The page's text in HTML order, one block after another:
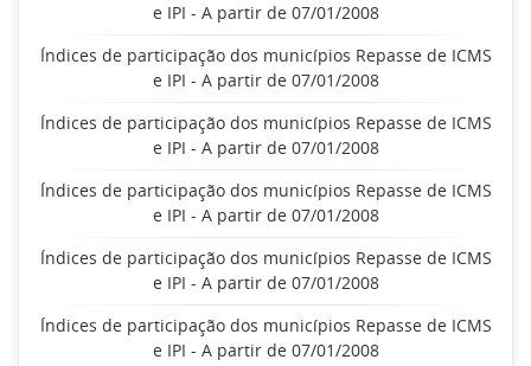
e IPI - A partir de 07/01/2008
Índices de participação dos municípios Repasse de ICMS
e IPI - A partir de 07/01/2008
Índices de participação dos municípios Repasse de ICMS
e IPI - A partir de 07/01/2008
Índices de participação dos municípios Repasse de ICMS
e IPI - A partir de 07/01/2008
Índices de participação dos municípios Repasse de ICMS
e IPI - A partir de 07/01/2008
Índices de participação dos municípios Repasse de ICMS
e IPI - A partir de 07/01/2008